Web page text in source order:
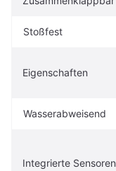
Stoßfest
Eigenschaften
Wasserabweisend
Integrierte Sensoren